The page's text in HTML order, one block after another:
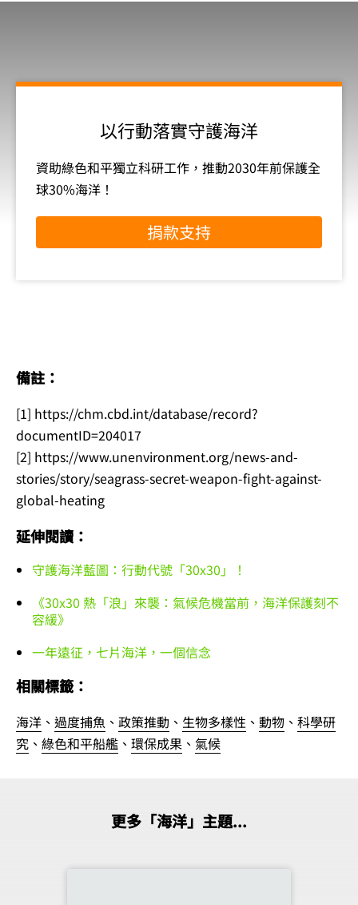
以行動落實守護海洋
資助綠色和平獨立科研工作，推動2030年前保護全
球30%海洋！
捐款支持
備註：
[1] https://chm.cbd.int/database/record?
documentID=204017
[2] https://www.unenvironment.org/news-and-
stories/story/seagrass-secret-weapon-fight-against-
global-heating
延伸閱讀：
守護海洋藍圖：行動代號「30x30」！
《30x30 熱「浪」來襲：氣候危機當前，海洋保護刻不
容緩》
一年遠征，七片海洋，一個信念
相關標籤：
海洋 、 過度捕魚 、 政策推動 、 生物多樣性 、 動物 、 科學研
究 、 綠色和平船艦 、 環保成果 、 氣候
更多「海洋」主題...